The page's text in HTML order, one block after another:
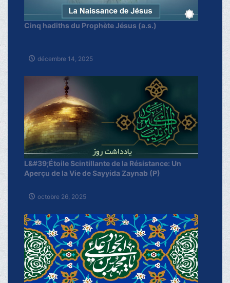
Cinq hadiths du Prophète Jésus (a.s.)
décembre 14, 2025
L&#39;Étoile Scintillante de la Résistance: Un
Aperçu de la Vie de Sayyida Zaynab (P)
octobre 26, 2025